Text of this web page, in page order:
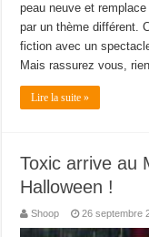
peau neuve et
par un thème différent.
fiction avec un
Mais rassurez vous,
Lire la suite »
Toxic arrive au
Halloween !
Shoop 26 septembre